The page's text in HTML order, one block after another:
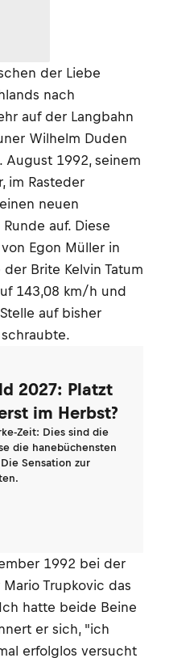
der Liebe
nach
auf der Langbahn
Wilhelm Duden
1992, seinem
im Rasteder
neuen
auf. Diese
Egon Müller in
Brite Kelvin Tatum
143,08 km/h und
auf bisher
2027: Platzt
im Herbst?
Zeit: Dies sind die
die hanebüchensten
Sensation zur
1992 bei der
Trupkovic das
hatte beide Beine
er sich, "ich
erfolglos versucht